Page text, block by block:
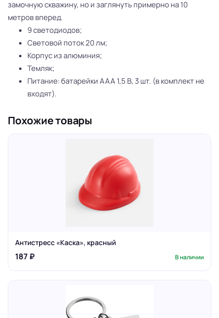
замочную скважину, но и заглянуть примерно на 10
метров вперед.
9 светодиодов;
Световой поток 20 лм;
Корпус из алюминия;
Темляк;
Питание: батарейки ААА 1,5 В, 3 шт. (в комплект не
входят).
Похожие товары
Антистресс «Каска», красный
187 ₽ В наличии